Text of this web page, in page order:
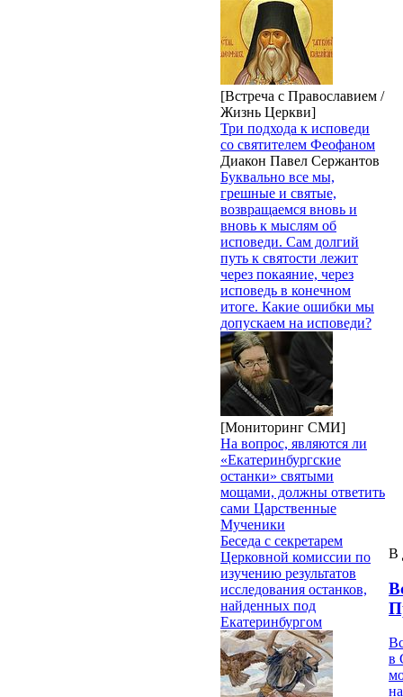
[Встреча с Православием /
Жизнь Церкви]
Три подхода к исповеди
со святителем Феофаном
Диакон Павел Сержантов
Буквально все мы,
грешные и святые,
возвращаемся вновь и
вновь к мыслям об
исповеди. Сам долгий
путь к святости лежит
через покаяние, через
исповедь в конечном
итоге. Какие ошибки мы
допускаем на исповеди?
[Мониторинг СМИ]
На вопрос, являются ли
«Екатеринбургские
останки» святыми
мощами, должны ответить
сами Царственные
Мученики
Беседа с секретарем
Церковной комиссии по
изучению результатов
исследования останков,
найденных под
Екатеринбургом
В
в